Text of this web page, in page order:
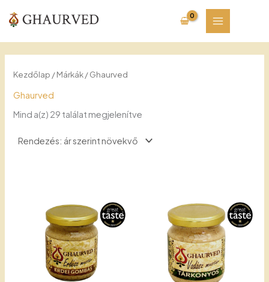
content
Kezdőlap / Márkák / Ghaurved
Ghaurved
Mind a(z) 29 találat megjelenítve
low